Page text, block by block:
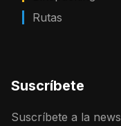
Rutas
Suscríbete
Suscríbete a la